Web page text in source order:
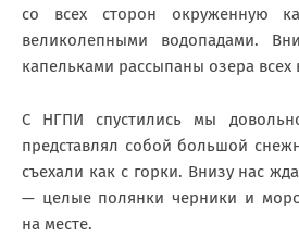
со всех сторон окруженную
великолепными водопадами.
капельками рассыпаны озера
С НГПИ спустились мы
представлял собой большой
съехали как с горки. Внизу нас
— целые полянки черники и
на месте.